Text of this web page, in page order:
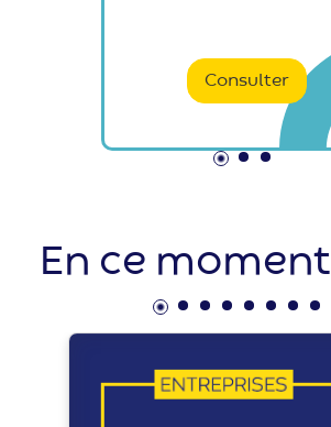
Consulter
En ce moment